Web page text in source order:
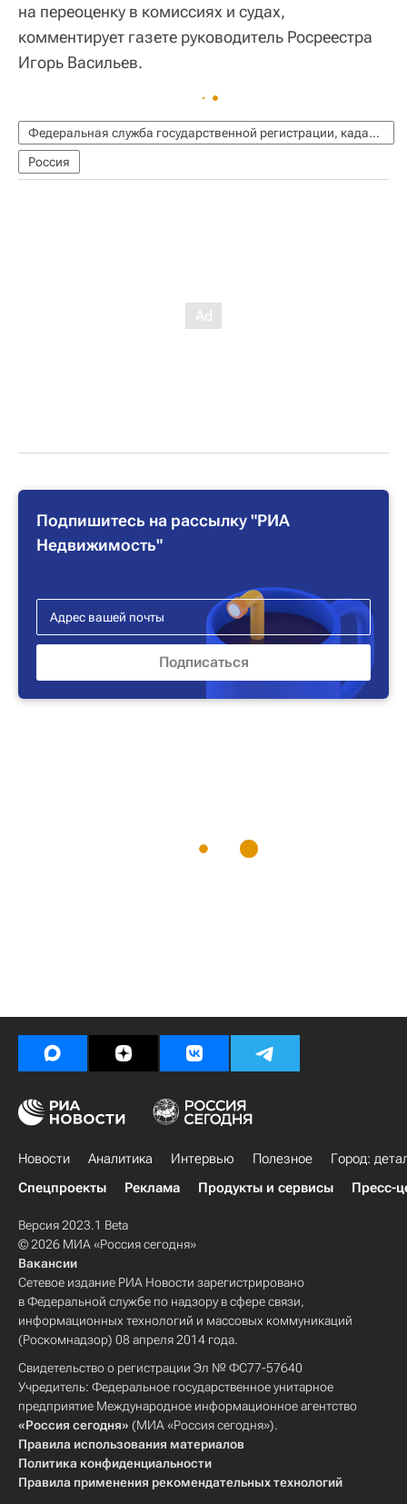
на переоценку в комиссиях и судах,
комментирует газете руководитель Росреестра
Игорь Васильев.
Федеральная служба государственной регистрации, кадастра и картографии (Росреестр)
Россия
Подпишитесь на рассылку "РИА
Недвижимость"
Новости Аналитика Интервью Полезное
Город:
Спецпроекты
Реклама Продукты и сервисы Пресс-
Версия 2023.1 Beta
© 2026 МИА «Россия сегодня»
Вакансии
Сетевое издание РИА Новости зарегистрировано
в Федеральной службе по надзору в сфере связи,
информационных технологий и массовых коммуникаций
(Роскомнадзор) 08 апреля 2014 года.
Свидетельство о регистрации Эл № ФС77-57640
Учредитель: Федеральное государственное унитарное
предприятие Международное информационное агентство
«Россия сегодня» (МИА «Россия сегодня»).
Правила использования материалов
Политика конфиденциальности
Правила применения рекомендательных технологий